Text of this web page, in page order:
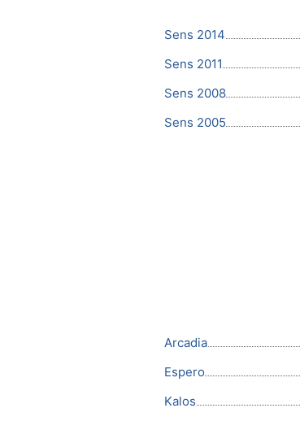
Sens 2014
Sens 2011
Sens 2008
Sens 2005
Arcadia
Espero
Kalos